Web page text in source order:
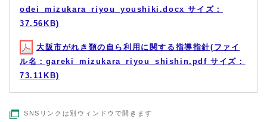
odei_mizukara_riyou_youshiki.docx サイズ：
37.56KB)
大阪市がれき類の自ら利用に関する指導指針(ファイ
ル名：gareki_mizukara_riyou_shishin.pdf サイズ：
73.11KB)
SNSリンクは別ウィンドウで開きます